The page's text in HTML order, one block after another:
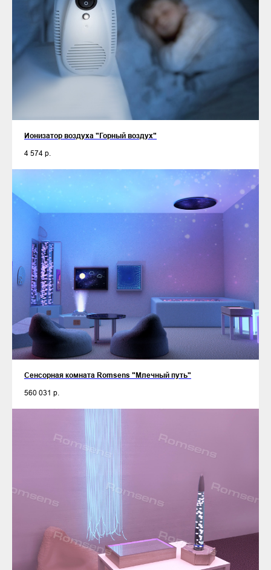
Ионизатор воздуха "Горный воздух"
4 574 р.
Сенсорная комната Romsens "Млечный путь"
560 031 р.